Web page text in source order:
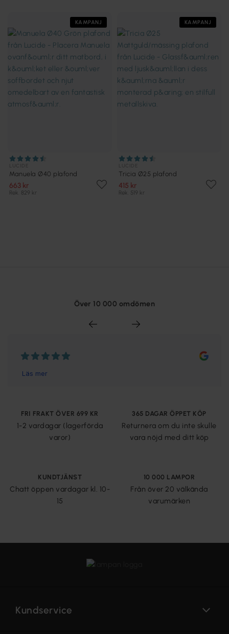
KAMPANJ
Manuela Ø40 plafond
663 kr
Rek. 829 kr
KAMPANJ
Tricia Ø25 plafond
415 kr
Rek. 519 kr
Över 10 000 omdömen
FRI FRAKT ÖVER 699 KR
1-2 vardagar (lagerförda
varor)
365 DAGAR ÖPPET KÖP
Returnera om du inte skulle
vara nöjd med ditt köp
KUNDTJÄNST
Chatt öppen vardagar kl. 10-
15
10 000 LAMPOR
Från över 20 välkända
varumärken
Kundservice